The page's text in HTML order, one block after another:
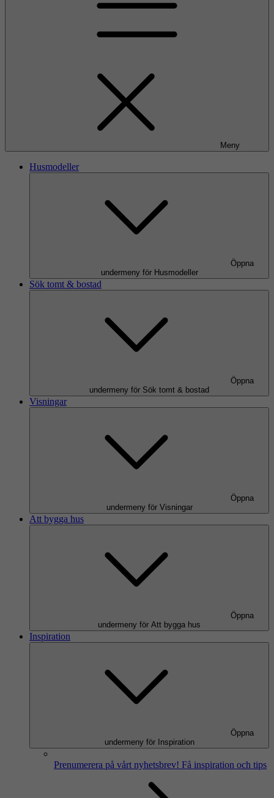
Meny
Husmodeller
Öppna
undermeny för Husmodeller
Sök tomt & bostad
Öppna
undermeny för Sök tomt & bostad
Visningar
Öppna
undermeny för Visningar
Att bygga hus
Öppna
undermeny för Att bygga hus
Inspiration
Öppna
undermeny för Inspiration
Prenumerera på vårt nyhetsbrev! Få inspiration och tips